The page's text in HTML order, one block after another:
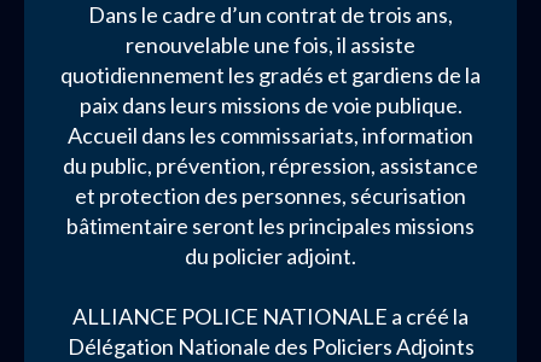
Dans le cadre d’un contrat de trois ans,
renouvelable une fois, il assiste
quotidiennement les gradés et gardiens de la
paix dans leurs missions de voie publique.
Accueil dans les commissariats, information
du public, prévention, répression, assistance
et protection des personnes, sécurisation
bâtimentaire seront les principales missions
du policier adjoint.
ALLIANCE POLICE NATIONALE a créé la
Délégation Nationale des Policiers Adjoints